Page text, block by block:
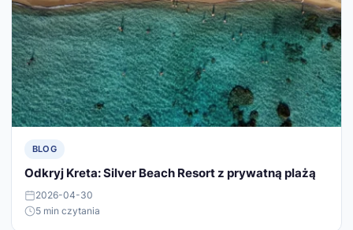
BLOG
Odkryj Kreta: Silver Beach Resort z prywatną plażą
2026-04-30
5 min czytania